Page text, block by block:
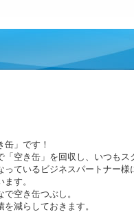
」です！
「空き缶」を回収し、いつもス
っているビジネスパートナー様
す。
空き缶つぶし。
減らしておきます。